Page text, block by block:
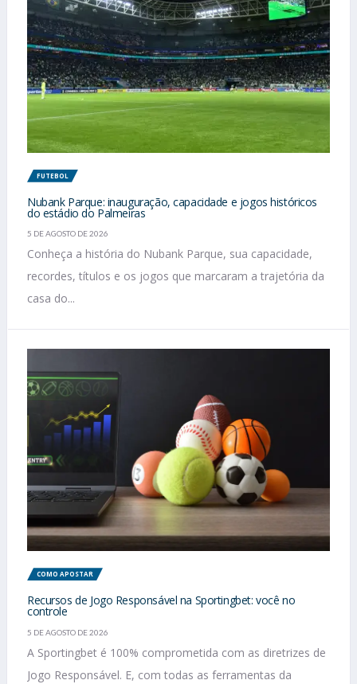
FUTEBOL
Nubank Parque: inauguração, capacidade e jogos históricos
do estádio do Palmeiras
5 DE AGOSTO DE 2026
Conheça a história do Nubank Parque, sua capacidade,
recordes, títulos e os jogos que marcaram a trajetória da
casa do...
COMO APOSTAR
Recursos de Jogo Responsável na Sportingbet: você no
controle
5 DE AGOSTO DE 2026
A Sportingbet é 100% comprometida com as diretrizes de
Jogo Responsável. E, com todas as ferramentas da